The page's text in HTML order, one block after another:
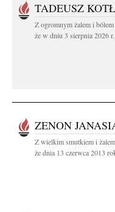
TADEUSZ
Z ogromnym żalem i
że w dniu 3 sierpnia 2026 r.
ZENON
Z wielkim smutkiem i
że dnia 13 czerwca 2013